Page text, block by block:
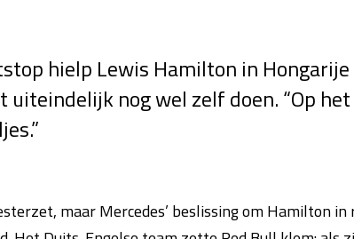
hielp Lewis Hamilton in Hongarije
uiteindelijk nog wel zelf doen. “Op
maar Mercedes’ beslissing om Hamilton in